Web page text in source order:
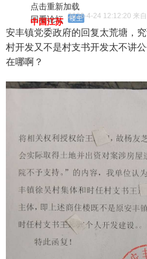
点击重新加载
回看论坛 楼主
2026-4-24 12:12:20 来自
中国江苏
安丰镇党委政府的回复太荒塘，
村开发又不是村支书开发太不讲
在哪啊？